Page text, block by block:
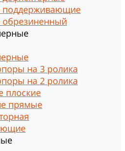
поддерживающие
обрезиненный
на 3 ролика
на 2 ролика
плоские
прямые